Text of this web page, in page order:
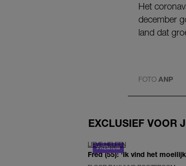
Het
december
land dat
FOTO ANP
EXCLUSIEF VOOR
LIEVE HELEEN
Fred (55): 'Ik vind het